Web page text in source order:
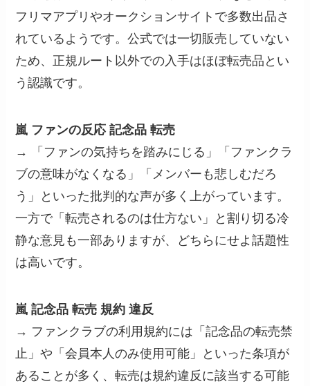
フリマアプリやオークションサイトで多数出品さ
れているようです。公式では一切販売していない
ため、正規ルート以外での入手はほぼ転売品とい
う認識です。
嵐 ファンの反応 記念品 転売
→ 「ファンの気持ちを踏みにじる」「ファンクラ
ブの意味がなくなる」「メンバーも悲しむだろ
う」といった批判的な声が多く上がっています。
一方で「転売されるのは仕方ない」と割り切る冷
静な意見も一部ありますが、どちらにせよ話題性
は高いです。
嵐 記念品 転売 規約 違反
→ ファンクラブの利用規約には「記念品の転売禁
止」や「会員本人のみ使用可能」といった条項が
あることが多く、転売は規約違反に該当する可能